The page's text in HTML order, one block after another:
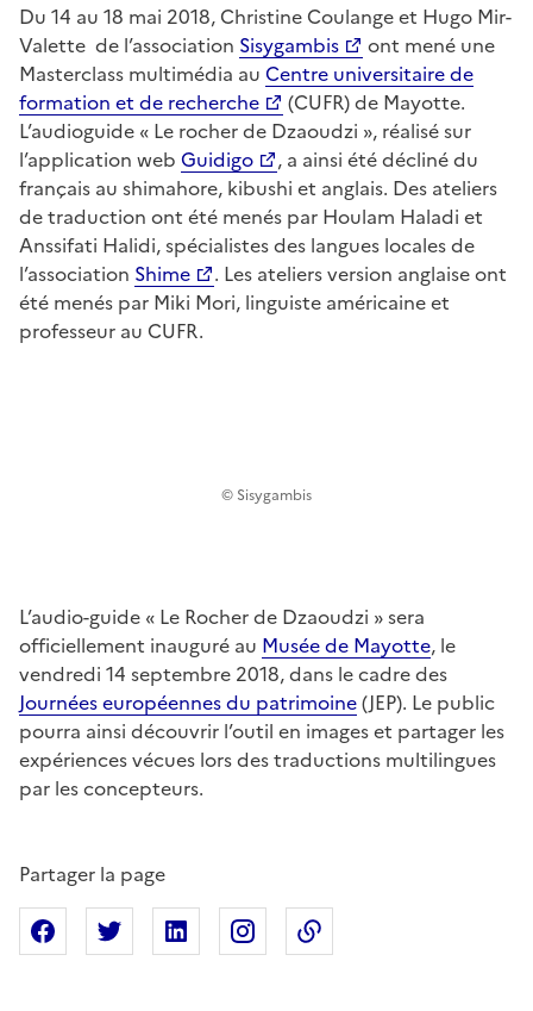
Du 14 au 18 mai 2018, Christine Coulange et Hugo Mir-
Valette de l’association Sisygambis
ont mené une
Masterclass multimédia au Centre universitaire de
formation et de recherche
(CUFR) de Mayotte.
L’audioguide « Le rocher de Dzaoudzi », réalisé sur
l’application web Guidigo
, a ainsi été décliné du
français au shimahore, kibushi et anglais. Des ateliers
de traduction ont été menés par Houlam Haladi et
Anssifati Halidi, spécialistes des langues locales de
l’association Shime
. Les ateliers version anglaise ont
été menés par Miki Mori, linguiste américaine et
professeur au CUFR.
© Sisygambis
L’audio-guide « Le Rocher de Dzaoudzi » sera
officiellement inauguré au Musée de Mayotte, le
vendredi 14 septembre 2018, dans le cadre des
Journées européennes du patrimoine(JEP). Le public
pourra ainsi découvrir l’outil en images et partager les
expériences vécues lors des traductions multilingues
par les concepteurs.
Partager la page
Partager sur Facebook
Partager sur XPartager sur Linkedin
Partager sur Instagram